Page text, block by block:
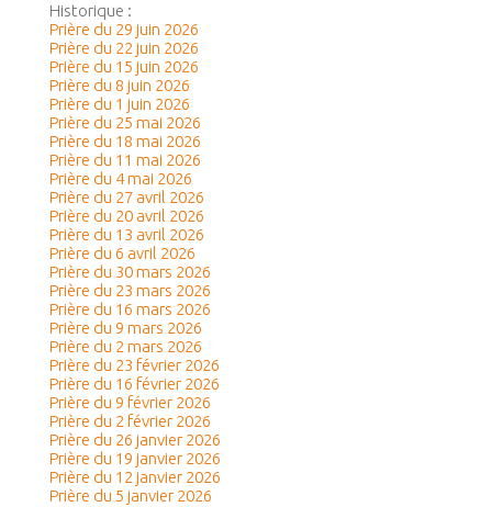
Historique :
Prière du 29 juin 2026
Prière du 22 juin 2026
Prière du 15 juin 2026
Prière du 8 juin 2026
Prière du 1 juin 2026
Prière du 25 mai 2026
Prière du 18 mai 2026
Prière du 11 mai 2026
Prière du 4 mai 2026
Prière du 27 avril 2026
Prière du 20 avril 2026
Prière du 13 avril 2026
Prière du 6 avril 2026
Prière du 30 mars 2026
Prière du 23 mars 2026
Prière du 16 mars 2026
Prière du 9 mars 2026
Prière du 2 mars 2026
Prière du 23 février 2026
Prière du 16 février 2026
Prière du 9 février 2026
Prière du 2 février 2026
Prière du 26 janvier 2026
Prière du 19 janvier 2026
Prière du 12 janvier 2026
Prière du 5 janvier 2026